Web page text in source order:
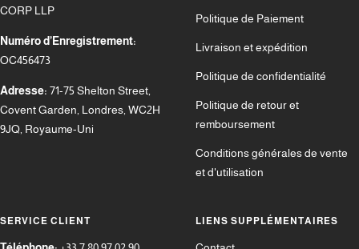
CORP LLP
Numéro d’Enregistrement:
OC456473
Adresse: 71-75 Shelton Street,
Covent Garden, Londres, WC2H
9JQ, Royaume-Uni
Politique de Paiement
Livraison et expédition
Politique de confidentialité
Politique de retour et
remboursement
Conditions générales de vente
et d'utilisation
SERVICE CLIENT LIENS SUPPLÉMENTAIRES